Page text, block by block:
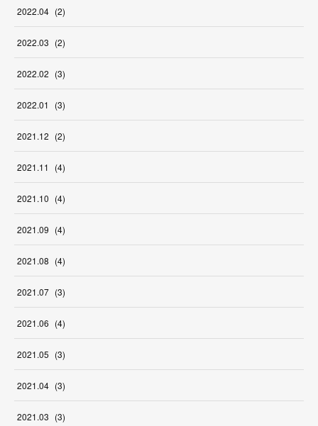
2022.04 (2)
2022.03 (2)
2022.02 (3)
2022.01 (3)
2021.12 (2)
2021.11 (4)
2021.10 (4)
2021.09 (4)
2021.08 (4)
2021.07 (3)
2021.06 (4)
2021.05 (3)
2021.04 (3)
2021.03 (3)